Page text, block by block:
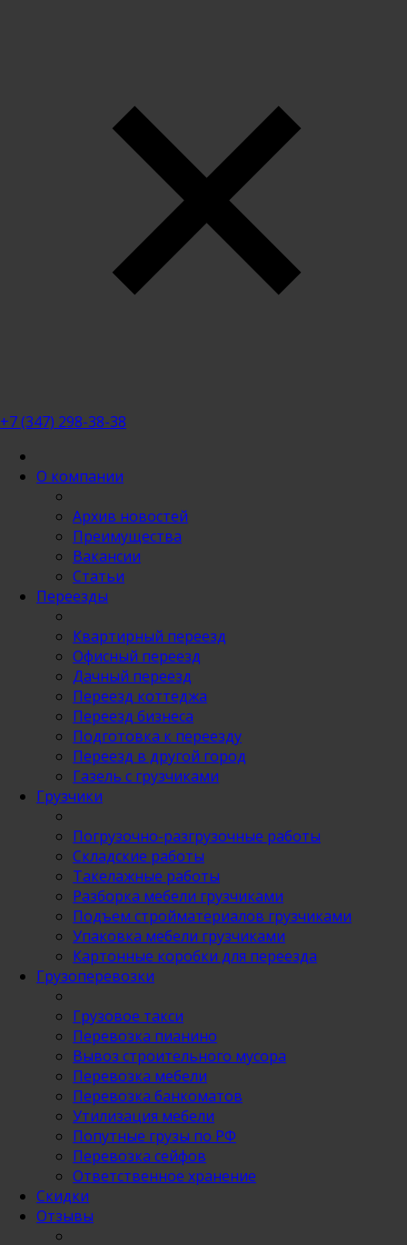
+7 (347) 298-38-38
О компании
Архив новостей
Преимущества
Вакансии
Статьи
Переезды
Квартирный переезд
Офисный переезд
Дачный переезд
Переезд коттеджа
Переезд бизнеса
Подготовка к переезду
Переезд в другой город
Газель с грузчиками
Грузчики
Погрузочно-разгрузочные работы
Складские работы
Такелажные работы
Разборка мебели грузчиками
Подъем стройматериалов грузчиками
Упаковка мебели грузчиками
Картонные коробки для переезда
Грузоперевозки
Грузовое такси
Перевозка пианино
Вывоз строительного мусора
Перевозка мебели
Перевозка банкоматов
Утилизация мебели
Попутные грузы по РФ
Перевозка сейфов
Ответственное хранение
Скидки
Отзывы